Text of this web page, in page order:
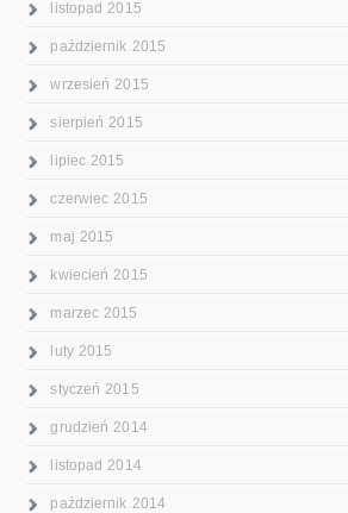
listopad 2015
październik 2015
wrzesień 2015
sierpień 2015
lipiec 2015
czerwiec 2015
maj 2015
kwiecień 2015
marzec 2015
luty 2015
styczeń 2015
grudzień 2014
listopad 2014
październik 2014